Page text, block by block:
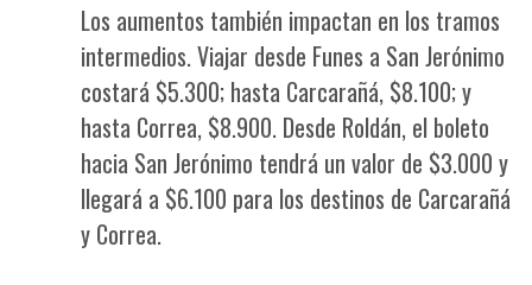
Los aumentos también impactan en los tramos
intermedios. Viajar desde Funes a San Jerónimo
costará $5.300; hasta Carcarañá, $8.100; y
hasta Correa, $8.900. Desde Roldán, el boleto
hacia San Jerónimo tendrá un valor de $3.000 y
llegará a $6.100 para los destinos de Carcarañá
y Correa.